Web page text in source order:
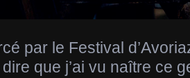
par le Festival
que j’ai vu naître ce